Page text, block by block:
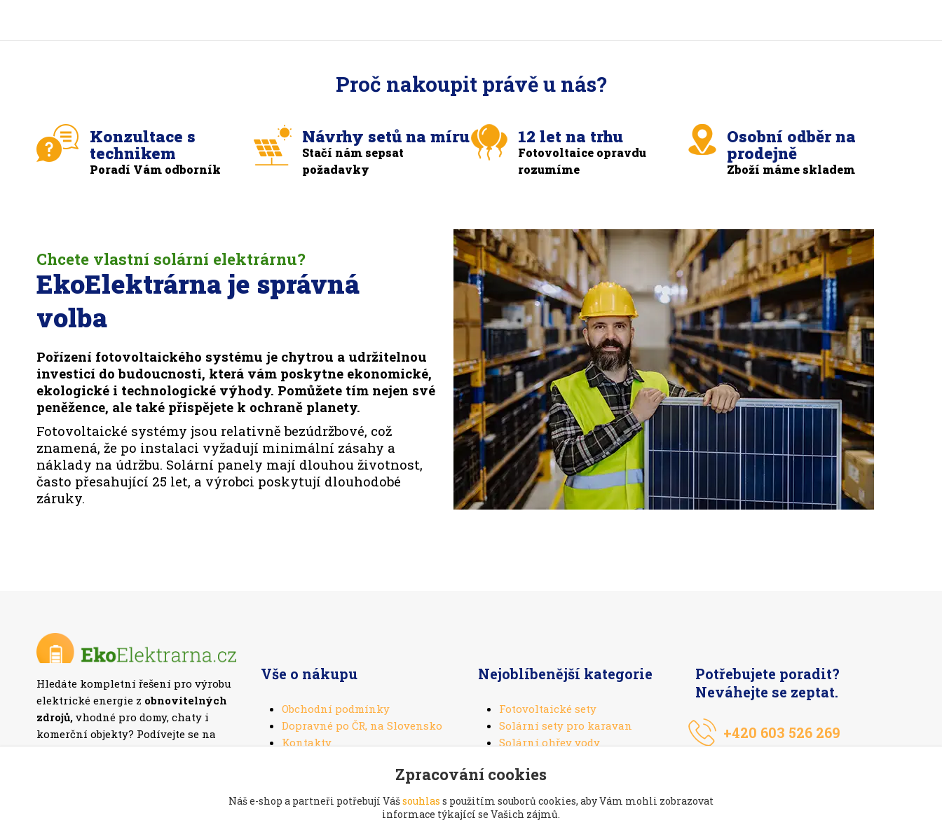
Proč nakoupit právě u nás?
Konzultace s
technikem
Poradí Vám odborník
Návrhy setů na míru
Stačí nám sepsat
požadavky
12 let na trhu
Fotovoltaice opravdu
rozumíme
Osobní odběr na
prodejně
Zboží máme skladem
Chcete vlastní solární elektrárnu?
EkoElektrárna je správná
volba
Pořízení fotovoltaického systému je chytrou a udržitelnou
investicí do budoucnosti, která vám poskytne ekonomické,
ekologické i technologické výhody. Pomůžete tím nejen své
peněžence, ale také přispějete k ochraně planety.
Fotovoltaické systémy jsou relativně bezúdržbové, což
znamená, že po instalaci vyžadují minimální zásahy a
náklady na údržbu. Solární panely mají dlouhou životnost,
často přesahující 25 let, a výrobci poskytují dlouhodobé
záruky.
Hledáte kompletní řešení pro výrobu
elektrické energie z obnovitelných
zdrojů, vhodné pro domy, chaty i
komerční objekty? Podívejte se na
naši nabídkufotovoltaických setů.
Vše o nákupu
Obchodní podmínky
Dopravné po ČR, na Slovensko
Kontakty
Nejoblíbenější kategorie
Fotovoltaické sety
Solární sety pro karavan
Solární ohřev vody
Solární regulátory
Potřebujete poradit?
Neváhejte se zeptat.
+420 603 526 269
Zpracování cookies
Náš e-shop a partneři potřebují Vášsouhlas s použitím souborů cookies, aby Vám mohli zobrazovat
informace týkající se Vašich zájmů.